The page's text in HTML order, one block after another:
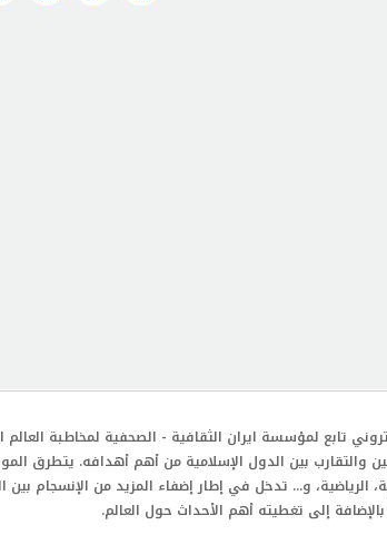
تابع لمؤسسة ايران الثقافية - الصحفية لمخاطبة العالم
والتقارب بين الدول الإسلامية من أهم أهدافه. يتطرق
الرياضية، و... تدخل في إطار إضفاء المزيد من الإنسجام بين
بالإضافة إلى تغطيته أهم الأحداث حول العالم.